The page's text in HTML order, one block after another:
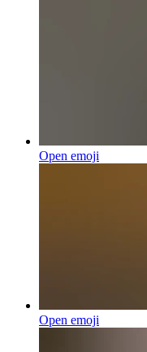
Open emoji
Open emoji